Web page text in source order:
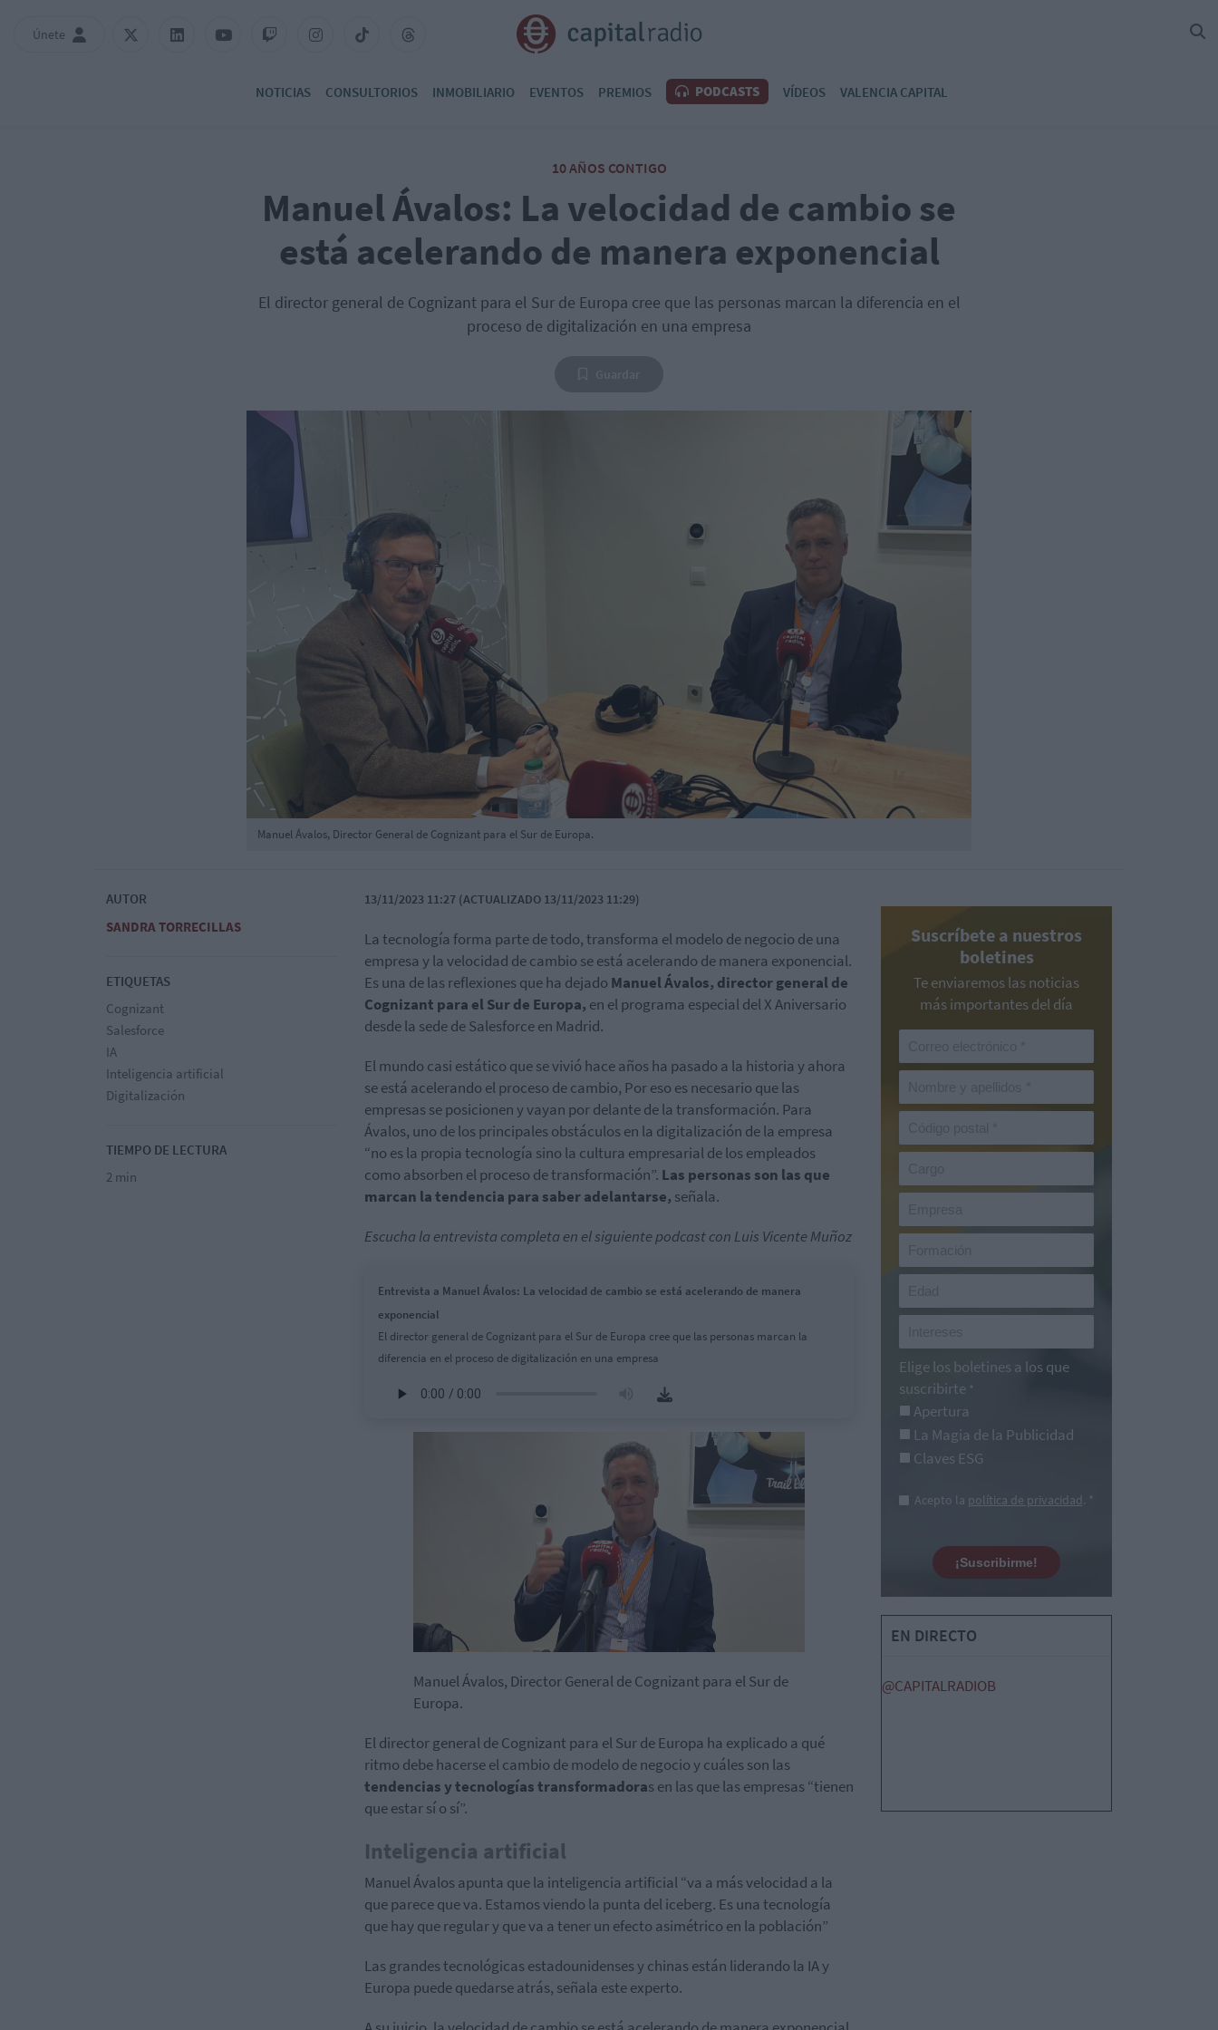
Únete
NOTICIAS CONSULTORIOS INMOBILIARIO EVENTOS PREMIOS PODCASTS VÍDEOS VALENCIA CAPITAL
10 AÑOS CONTIGO
Manuel Ávalos: La velocidad de cambio se
está acelerando de manera exponencial
El director general de Cognizant para el Sur de Europa cree que las personas marcan la diferencia en el
proceso de digitalización en una empresa
Manuel Ávalos, Director General de Cognizant para el Sur de Europa.
AUTOR
SANDRA TORRECILLAS
ETIQUETAS
Cognizant
Salesforce
IA
Inteligencia artificial
Digitalización
TIEMPO DE LECTURA
2 min
13/11/2023 11:27 (ACTUALIZADO 13/11/2023 11:29)
La tecnología forma parte de todo, transforma el modelo de negocio de una
empresa y la velocidad de cambio se está acelerando de manera exponencial.
Es una de las reflexiones que ha dejado Manuel Ávalos, director general de
Cognizant para el Sur de Europa, en el programa especial del X Aniversario
desde la sede de Salesforce en Madrid.
El mundo casi estático que se vivió hace años ha pasado a la historia y ahora
se está acelerando el proceso de cambio, Por eso es necesario que las
empresas se posicionen y vayan por delante de la transformación. Para
Ávalos, uno de los principales obstáculos en la digitalización de la empresa
“no es la propia tecnología sino la cultura empresarial de los empleados
como absorben el proceso de transformación”. Las personas son las que
marcan la tendencia para saber adelantarse, señala.
Escucha la entrevista completa en el siguiente podcast con Luis Vicente Muñoz
Entrevista a Manuel Ávalos: La velocidad de cambio se está acelerando de manera
exponencial
El director general de Cognizant para el Sur de Europa cree que las personas marcan la
diferencia en el proceso de digitalización en una empresa
Manuel Ávalos, Director General de Cognizant para el Sur de
Europa.
El director general de Cognizant para el Sur de Europa ha explicado a qué
ritmo debe hacerse el cambio de modelo de negocio y cuáles son las
tendencias y tecnologías transformadoras en las que las empresas “tienen
que estar sí o sí”.
Inteligencia artificial
Manuel Ávalos apunta que la inteligencia artificial “va a más velocidad a la
que parece que va. Estamos viendo la punta del iceberg. Es una tecnología
que hay que regular y que va a tener un efecto asimétrico en la población”
Las grandes tecnológicas estadounidenses y chinas están liderando la IA y
Europa puede quedarse atrás, señala este experto.
Suscríbete a nuestros
boletines
Te enviaremos las noticias
más importantes del día
Elige los boletines a los que
suscribirte *
Apertura
La Magia de la Publicidad
Claves ESG
Acepto la política de privacidad. *
¡Suscribirme!
EN DIRECTO
@CAPITALRADIOB